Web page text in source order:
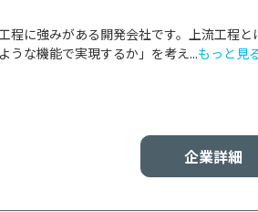
に強みがある開発会社です。上流工程と
うな機能で実現するか」を考え...もっと見
企業詳細